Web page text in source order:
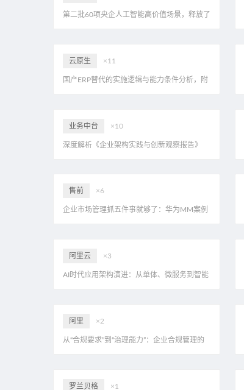
第二批60项央企人工智能高价值场景，释放了
云原生 ×11
国产ERP替代的实施逻辑与能力条件分析，附
业务中台 ×10
深度解析《企业架构实践与创新观察报告》
售前 ×6
企业市场管理抓五件事就够了：华为MM案例
阿里云 ×3
AI时代应用架构演进：从单体、微服务到智能
阿里 ×2
从“合规要求”到“治理能力”：企业合规管理的
罗兰贝格 ×1